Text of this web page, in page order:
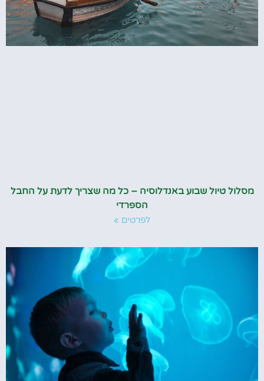
מסלול טיול שבוע באנדלוסיה – כל מה שצריך לדעת על החבל
הספרדי
לפרטים »